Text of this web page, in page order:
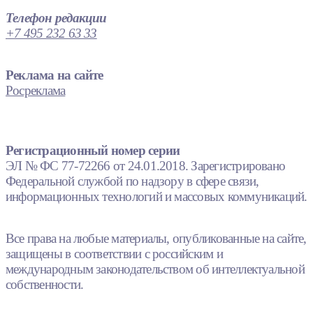
Телефон редакции
+7 495 232 63 33
Реклама на сайте
Росреклама
Регистрационный номер серии
ЭЛ № ФС 77-72266 от 24.01.2018. Зарегистрировано
Федеральной службой по надзору в сфере связи,
информационных технологий и массовых коммуникаций.
Все права на любые материалы, опубликованные на сайте,
защищены в соответствии с российским и
международным законодательством об интеллектуальной
собственности.